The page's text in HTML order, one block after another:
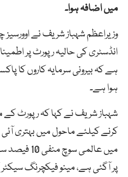
میں اضافہ ہوا۔
وزیراعظم شہباز شریف نے
انڈسٹری کی حالیہ رپورٹ پر
ہے کہ بیرونی سرمایہ کاروں کا
ہوا ہے۔
شہباز شریف نے کہا کہ رپورٹ کے
کرنے کیلئے ماحول میں بہتری